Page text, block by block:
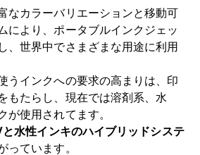
なカラーバリエーションと移動可
により、ポータブルインクジェッ
、世界中でさまざまな用途に利用
うインクへの要求の高まりは、印
もたらし、現在では溶剤系、水
が使用されてます。
水性インキのハイブリッドシステ
っています。